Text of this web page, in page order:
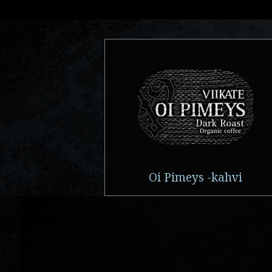
Oi Pimeys -kahvi